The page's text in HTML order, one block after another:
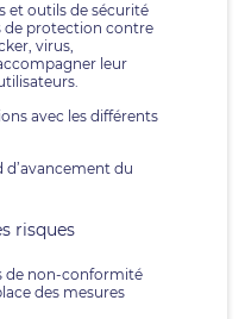
et outils de sécurité
de protection contre
virus,
leur
avec les différents
d’avancement du
risques
de non-conformité
des mesures